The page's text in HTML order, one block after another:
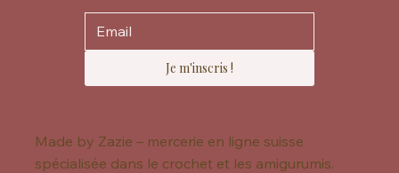
Je m'inscris !
Made by Zazie – mercerie en ligne suisse
spécialisée dans le crochet et les amigurumis.